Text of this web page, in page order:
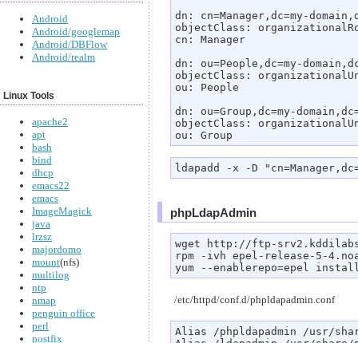
Android
Android/googlemap
Android/DBFlow
Android/realm
Linux Tools
apache2
apt
bash
bind
dhcp
emacs22
emacs
ImageMagick
java
lrzsz
majordomo
mount(nfs)
multilog
ntp
nmap
penguin office
perl
postfix
dn: cn=Manager,dc=my-
objectClass:
cn: Manager
dn: ou=People,dc=my-
objectClass:
ou: People
dn: ou=Group,dc=my-
objectClass:
ou: Group
ldapadd -x -D
phpLdapAdmin
wget http://ftp-
rpm -ivh epel-release-5-
yum --enablerepo=epel install
/etc/httpd/conf.d/phpldapadmin.conf
Alias /phpldapadmin /usr/